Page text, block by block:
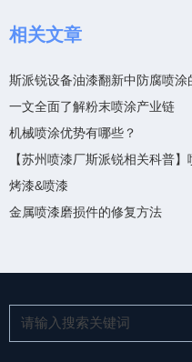
相关文章
斯派锐设备油漆翻新中防腐喷涂
一文全面了解粉末喷涂产业链
机械喷涂优势有哪些？
【苏州喷漆厂斯派锐相关科普
烤漆&喷漆
金属喷漆磨损件的修复方法